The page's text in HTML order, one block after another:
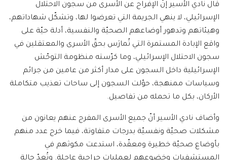
قال نادي الأسير إنّ الإفراج عن الأسرى من سجون الاحتلال
الإسرائيلي، لا ينهي الجريمة التي تعرضوا لها، وتشكّل شهاداتهم،
وهيئاتهم وتدهور أوضاعهم الصحيّة والنفسية، أدلة حيّة على
واقع الإبادة المستمرة التي تُمارَس بحقّ الأسرى والمعتقلين في
سجون الاحتلال الإسرائيلي، وما كرّسته منظومة التوحّش
الإسرائيلية داخل السجون على مدار أكثر من عامين من جرائم
وسياسات ممنهجة، حوّلت السجون إلى ساحات تعذيب متكاملة
الأركان، بكل ما تحمله من تفاصيل.
وأضاف نادي الأسير أنّ جميع الأسرى المفرج عنهم يعانون من
مشكلات صحيّة ونفسيّة بدرجات متفاوتة، فيما خرج عدد منهم
بأوضاع صحيّة خطيرة ومعقّدة، استدعت مكوثهم في
المستشفيات وخضوعهم لعمليات جراحية عاجلة. وتُعدّ حالة